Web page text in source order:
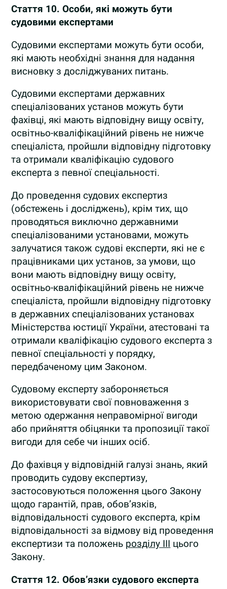
Стаття 10.Особи, які можуть бути
судовими експертами
Судовими експертами можуть бути особи,
які мають необхідні знання для надання
висновку з досліджуваних питань.
Судовими експертами державних
спеціалізованих установ можуть бути
фахівці, які мають відповідну вищу освіту,
освітньо-кваліфікаційний рівень не нижче
спеціаліста, пройшли відповідну підготовку
та отримали кваліфікацію судового
експерта з певної спеціальності.
До проведення судових експертиз
(обстежень і досліджень), крім тих, що
проводяться виключно державними
спеціалізованими установами, можуть
залучатися також судові експерти, які не є
працівниками цих установ, за умови, що
вони мають відповідну вищу освіту,
освітньо-кваліфікаційний рівень не нижче
спеціаліста, пройшли відповідну підготовку
в державних спеціалізованих установах
Міністерства юстиції України, атестовані та
отримали кваліфікацію судового експерта з
певної спеціальності у порядку,
передбаченому цим Законом.
Судовому експерту забороняється
використовувати свої повноваження з
метою одержання неправомірної вигоди
або прийняття обіцянки та пропозиції такої
вигоди для себе чи інших осіб.
До фахівця у відповідній галузі знань, який
проводить судову експертизу,
застосовуються положення цього Закону
щодо гарантій, прав, обов’язків,
відповідальності судового експерта, крім
відповідальності за відмову від проведення
експертизи та положень розділу III цього
Закону.
Стаття 12.Обов’язки судового експерта